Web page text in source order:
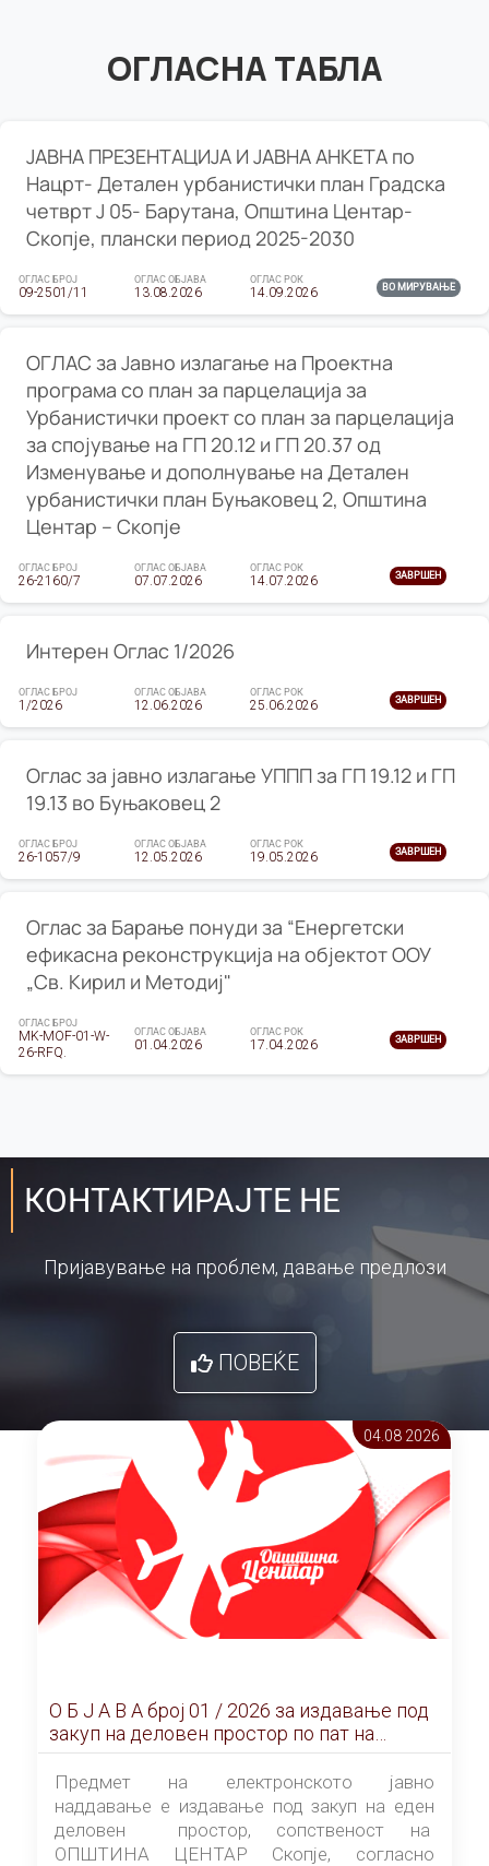
ОГЛАСНА ТАБЛА
ЈАВНА ПРЕЗЕНТАЦИЈА И ЈАВНА АНКЕТА по
Нацрт- Детален урбанистички план Градска
четврт Ј 05- Барутана, Општина Центар-
Скопје, плански период 2025-2030
ОГЛАС БРОЈ
09-2501/11
ОГЛАС ОБЈАВА
13.08.2026
ОГЛАС РОК
14.09.2026 ВО МИРУВАЊЕ
ОГЛАС за Јавно излагање на Проектна
програма со план за парцелација за
Урбанистички проект со план за парцелација
за спојување на ГП 20.12 и ГП 20.37 од
Изменување и дополнување на Детален
урбанистички план Буњаковец 2, Општина
Центар – Скопје
ОГЛАС БРОЈ
26-2160/7
ОГЛАС ОБЈАВА
07.07.2026
ОГЛАС РОК
14.07.2026 ЗАВРШЕН
Интерен Оглас 1/2026
ОГЛАС БРОЈ
1/2026
ОГЛАС ОБЈАВА
12.06.2026
ОГЛАС РОК
25.06.2026 ЗАВРШЕН
Оглас за јавно излагање УППП за ГП 19.12 и ГП
19.13 во Буњаковец 2
ОГЛАС БРОЈ
26-1057/9
ОГЛАС ОБЈАВА
12.05.2026
ОГЛАС РОК
19.05.2026 ЗАВРШЕН
Оглас за Барање понуди за “Енергетски
ефикасна реконструкција на објектот ООУ
„Св. Кирил и Методиј"
ОГЛАС БРОЈ
MK-MOF-01-W-
26-RFQ.
ОГЛАС ОБЈАВА
01.04.2026
ОГЛАС РОК
17.04.2026 ЗАВРШЕН
КОНТАКТИРАЈТЕ НЕ
Пријавување на проблем, давање предлози
ПОВЕЌЕ
04.08 2026
О Б Ј А В А брoj 01 / 2026 за издавање под
закуп на деловен простор по пат на
ЕЛЕКТРОНСКО ЈАВНО НАДДАВАЊЕ
Предмет на електронското јавно
наддавање е издавање под закуп на еден
деловен простор, сопственост на
ОПШТИНА ЦЕНТАР Скопје, согласно